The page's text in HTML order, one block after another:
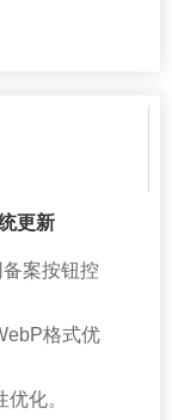
更新
案按钮控
格式优
化。